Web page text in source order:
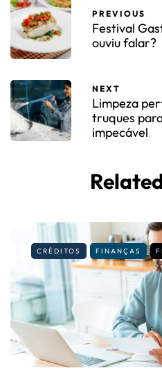
PREVIOUS
Festival
ouviu falar?
NEXT
Limpeza
truques
impecável
CRÉDITOS FINANÇAS